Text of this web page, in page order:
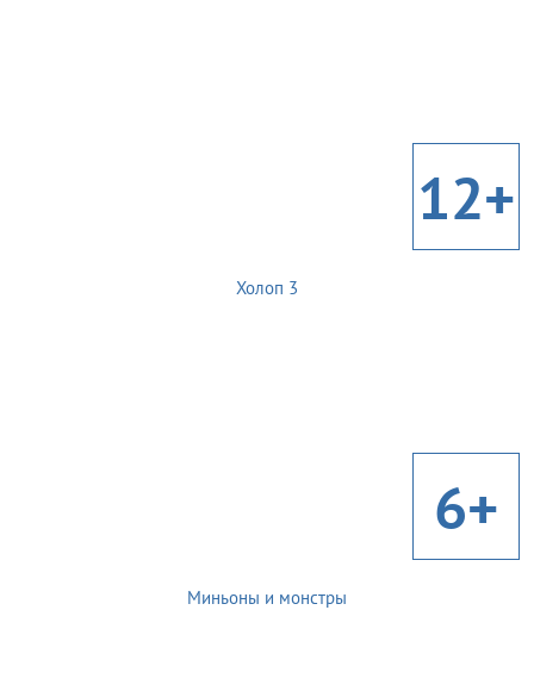
12+
Холоп 3
6+
Миньоны и монстры